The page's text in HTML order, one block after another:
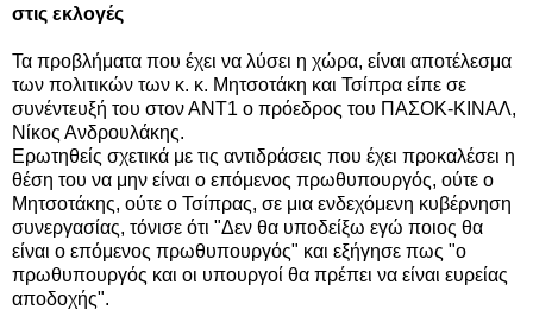
στις εκλογές
Τα προβλήματα που έχει να λύσει η χώρα, είναι αποτέλεσμα
των πολιτικών των κ. κ. Μητσοτάκη και Τσίπρα είπε σε
συνέντευξή του στον ΑΝΤ1 ο πρόεδρος του ΠΑΣΟΚ-ΚΙΝΑΛ,
Νίκος Ανδρουλάκης.
Ερωτηθείς σχετικά με τις αντιδράσεις που έχει προκαλέσει η
θέση του να μην είναι ο επόμενος πρωθυπουργός, ούτε ο
Μητσοτάκης, ούτε ο Τσίπρας, σε μια ενδεχόμενη κυβέρνηση
συνεργασίας, τόνισε ότι "Δεν θα υποδείξω εγώ ποιος θα
είναι ο επόμενος πρωθυπουργός" και εξήγησε πως "ο
πρωθυπουργός και οι υπουργοί θα πρέπει να είναι ευρείας
αποδοχής".